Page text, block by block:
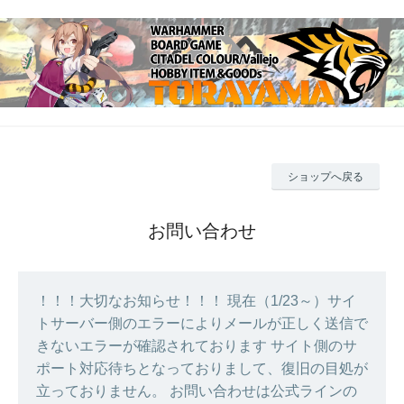
ショップへ戻る
お問い合わせ
！！！大切なお知らせ！！！ 現在（1/23～）サイ
トサーバー側のエラーによりメールが正しく送信で
きないエラーが確認されております サイト側のサ
ポート対応待ちとなっておりまして、復旧の目処が
立っておりません。 お問い合わせは公式ラインの